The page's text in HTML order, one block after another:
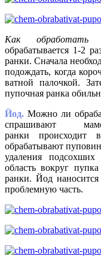
Как обработать
обрабатывается 1-2
ранки. Сначала
подождать, когда
ватной палочкой.
пупочная ранка
Йод. Можно ли
спрашивают
ранки
обрабатывают
удаления
область вокруг
ранки. Йод
проблемную часть.